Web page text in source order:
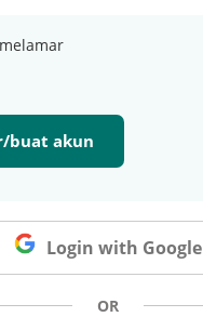
buat akun
Login with Google
OR